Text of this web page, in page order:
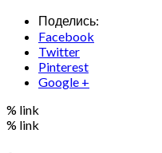
Поделись:
Facebook
Twitter
Pinterest
Google +
% link
% link